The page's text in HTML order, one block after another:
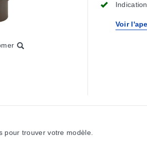
Voir
pour trouver votre modèle.